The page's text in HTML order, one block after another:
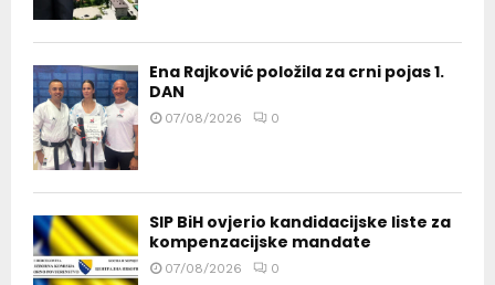
Ena Rajković položila za crni pojas 1.
DAN
07/08/2026 0
SIP BiH ovjerio kandidacijske liste za
kompenzacijske mandate
07/08/2026 0